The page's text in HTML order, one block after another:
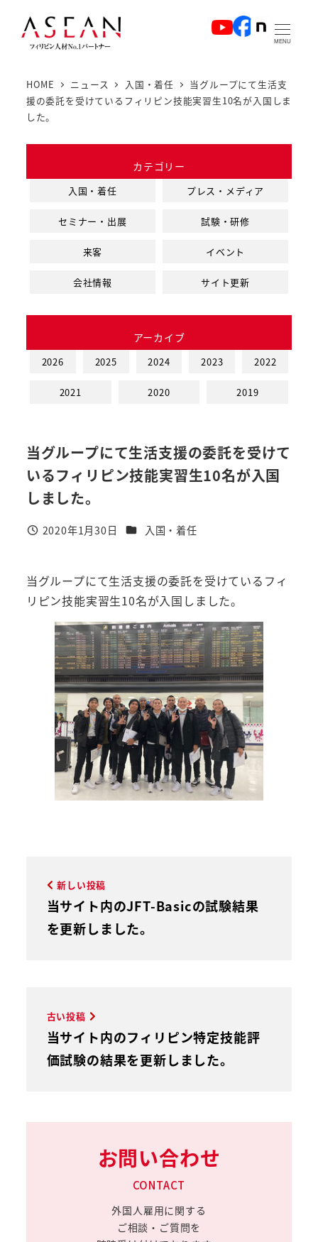
MENU
HOME ニュース 入国・着任
当グループにて生活支
援の委託を受けているフィリピン技能実習生10名が入国しま
した。
カテゴリー
入国・着任 プレス・メディア
セミナー・出展 試験・研修
来客 イベント
会社情報 サイト更新
アーカイブ
2026 2025 2024 2023 2022
2021 2020 2019
当グループにて生活支援の委託を受けて
いるフィリピン技能実習生10名が入国
しました。
投稿日
2020年1月30日 カテゴリー
入国・着任
当グループにて生活支援の委託を受けているフィ
リピン技能実習生10名が入国しました。
古い投稿
当サイト内のフィリピン特定技能評
価試験の結果を更新しました。
新しい投稿
当サイト内のJFT-Basicの試験結果
を更新しました。
お問い合わせ
CONTACT
外国人雇用に関する
ご相談・ご質問を